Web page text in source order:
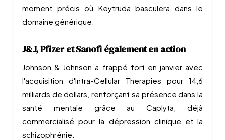
moment précis où Keytruda basculera dans le
domaine générique.
J&J, Pfizer et Sanofi également en action
Johnson & Johnson a frappé fort en janvier avec
l'acquisition d'Intra-Cellular Therapies pour 14,6
milliards de dollars, renforçant sa présence dans la
santé mentale grâce au Caplyta, déjà
commercialisé pour la dépression clinique et la
schizophrénie.